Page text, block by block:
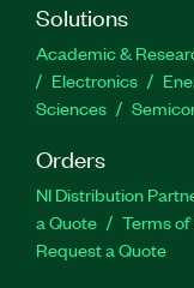
Solutions
Academic &
Electronics
Sciences
Orders
NI Distribution
a Quote
Terms
Request a Quote